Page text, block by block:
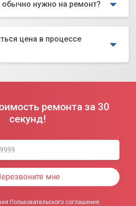
нужно на ремонт?
цена в процессе
ремонта за 30
секунд!
мне
Пользовательского соглашения.